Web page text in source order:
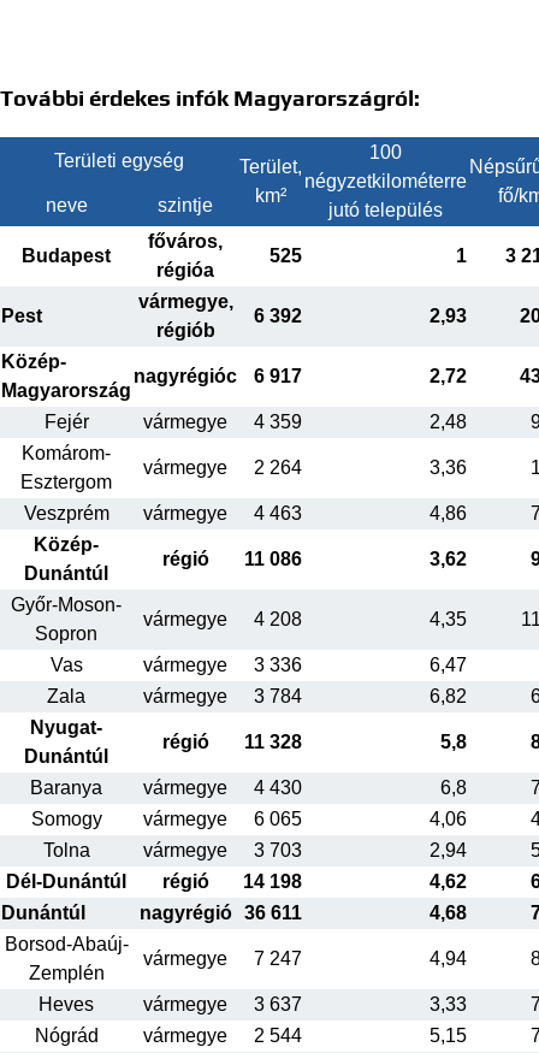
További érdekes infók Magyarországról:
Területi egység
Terület,
km²
100
négyzetkilométerre
jutó település
fő/
neve szintje
Budapest
főváros,
régióa
525 1 3
Pest
vármegye,
régiób
6 392 2,93
Közép-
Magyarország
nagyrégióc 6 917 2,72
Fejér vármegye 4 359 2,48
Komárom-
Esztergom
vármegye 2 264 3,36
Veszprém vármegye 4 463 4,86
Közép-
Dunántúl
régió 11 086 3,62
Győr-Moson-
Sopron
vármegye 4 208 4,35
Vas vármegye 3 336
6,47
Zala
vármegye 3 784 6,82
Nyugat-
Dunántúl
régió 11 328 5,8
Baranya vármegye 4 430 6,8
Somogy
vármegye 6 065 4,06
Tolna
vármegye 3 703 2,94
Dél-Dunántúl
régió 14 198 4,62
Dunántúl
nagyrégió 36 611 4,68
Borsod-Abaúj-
Zemplén
vármegye 7 247 4,94
Heves vármegye 3 637 3,33
Nógrád
vármegye 2 544 5,15